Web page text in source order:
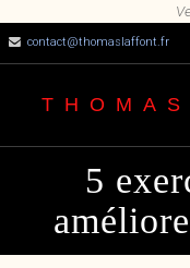
contact@thomaslaffont.fr
5